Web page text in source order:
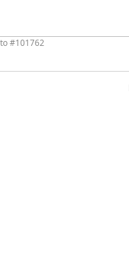
#101762